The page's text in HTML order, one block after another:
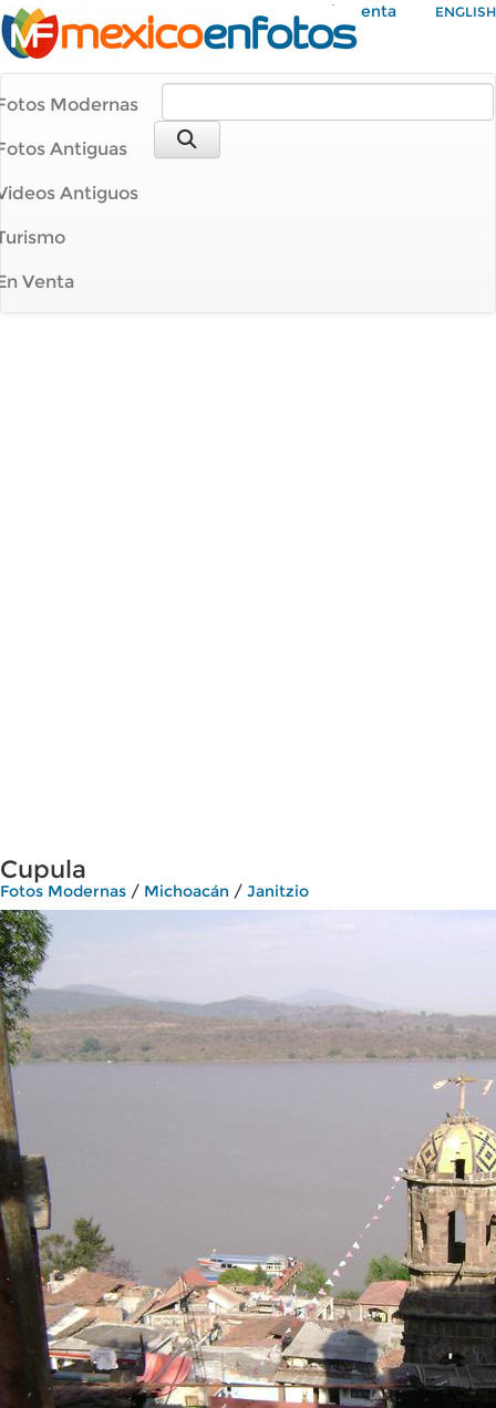
Mi Cuenta ENGLISH
Modernas
Antiguas
Antiguos
Venta
Cupula
Fotos Modernas / Michoacán / Janitzio